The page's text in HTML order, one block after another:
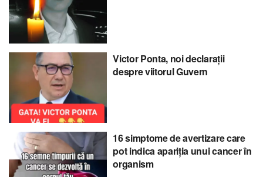
Victor Ponta, noi declarații
despre viitorul Guvern
16 simptome de avertizare care
pot indica apariția unui cancer în
organism